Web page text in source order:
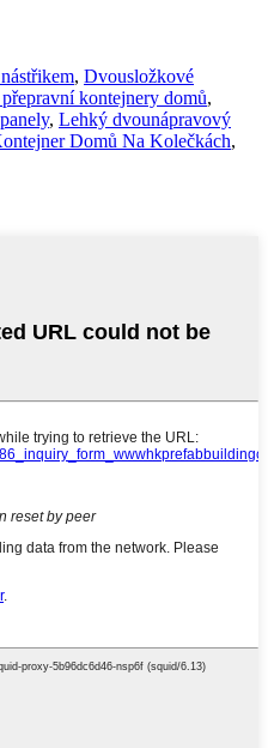
, Dvousložkové
přepravní kontejnery domů,
, Lehký dvounápravový
Domů Na Kolečkách,